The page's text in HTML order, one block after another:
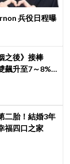
兵役日程曝
之後》接棒
飆升至7～8%
二胎！結婚3年
福四口之家